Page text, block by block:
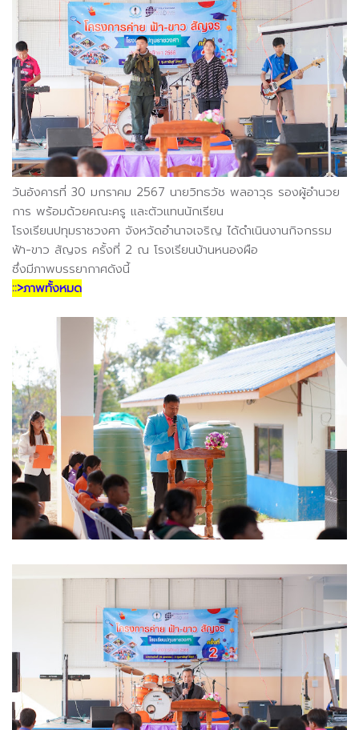
วันอังคารที่ 30 มกราคม 2567 นายวิทธวัช พลอาวุธ รองผู้อำนวย
การ พร้อมด้วยคณะครู และตัวแทนนักเรียน
โรงเรียนปทุมราชวงศา จังหวัดอำนาจเจริญ ได้ดำเนินงานกิจกรรม
ฟ้า-ขาว สัญจร ครั้งที่ 2 ณ โรงเรียนบ้านหนองผือ
ซึ่งมีภาพบรรยากาศดังนี้
::>ภาพทั้งหมด